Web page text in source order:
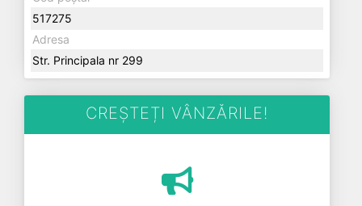
517275
Adresa
Str. Principala nr 299
CREȘTEȚI VÂNZĂRILE!